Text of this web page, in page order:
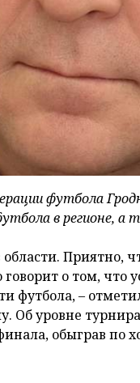
футбола
в регионе,
Приятно,
о том, что
футбола, –
Об уровне
обыграв по